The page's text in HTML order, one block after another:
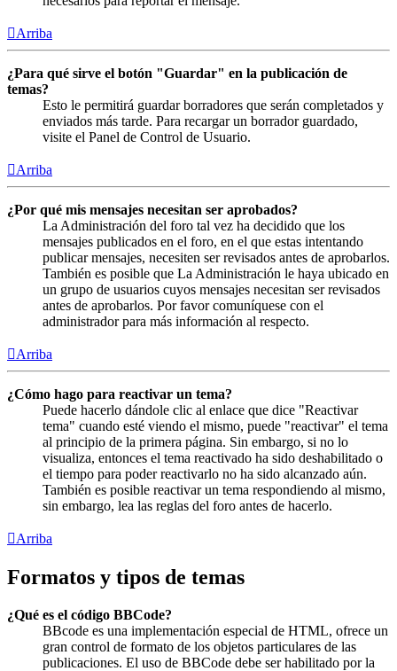
Arriba
¿Para qué sirve el botón "Guardar" en la publicación de
temas?
Esto le permitirá guardar borradores que serán completados y
enviados más tarde. Para recargar un borrador guardado,
visite el Panel de Control de Usuario.
Arriba
¿Por qué mis mensajes necesitan ser aprobados?
La Administración del foro tal vez ha decidido que los
mensajes publicados en el foro, en el que estas intentando
publicar mensajes, necesiten ser revisados antes de aprobarlos.
También es posible que La Administración le haya ubicado en
un grupo de usuarios cuyos mensajes necesitan ser revisados
antes de aprobarlos. Por favor comuníquese con el
administrador para más información al respecto.
Arriba
¿Cómo hago para reactivar un tema?
Puede hacerlo dándole clic al enlace que dice "Reactivar
tema" cuando esté viendo el mismo, puede "reactivar" el tema
al principio de la primera página. Sin embargo, si no lo
visualiza, entonces el tema reactivado ha sido deshabilitado o
el tiempo para poder reactivarlo no ha sido alcanzado aún.
También es posible reactivar un tema respondiendo al mismo,
sin embargo, lea las reglas del foro antes de hacerlo.
Arriba
Formatos y tipos de temas
¿Qué es el código BBCode?
BBcode es una implementación especial de HTML, ofrece un
gran control de formato de los objetos particulares de las
publicaciones. El uso de BBCode debe ser habilitado por la